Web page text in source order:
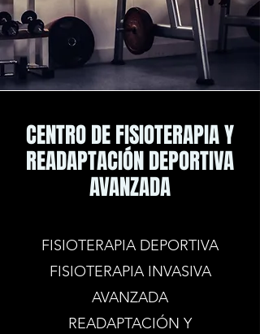
CENTRO DE FISIOTERAPIA Y
READAPTACIÓN DEPORTIVA
AVANZADA
FISIOTERAPIA DEPORTIVA
FISIOTERAPIA INVASIVA
AVANZADA
READAPTACIÓN Y